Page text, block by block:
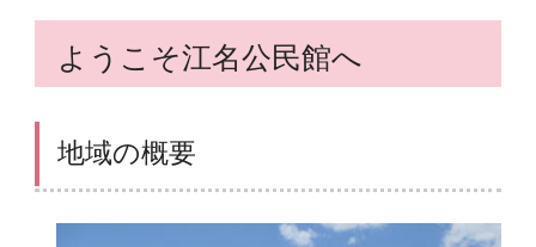
ようこそ江名公民館へ
地域の概要